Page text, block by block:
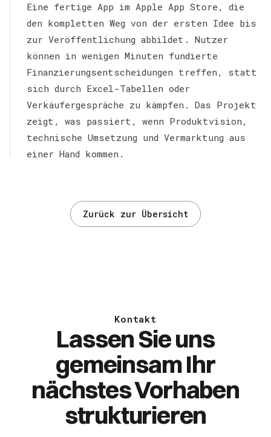
Eine fertige App im Apple App Store, die
den kompletten Weg von der ersten Idee bis
zur Veröffentlichung abbildet. Nutzer
können in wenigen Minuten fundierte
Finanzierungsentscheidungen treffen, statt
sich durch Excel-Tabellen oder
Verkäufergespräche zu kämpfen. Das Projekt
zeigt, was passiert, wenn Produktvision,
technische Umsetzung und Vermarktung aus
einer Hand kommen.
Zurück zur Übersicht
Kontakt
Lassen Sie uns
gemeinsam Ihr
nächstes Vorhaben
strukturieren